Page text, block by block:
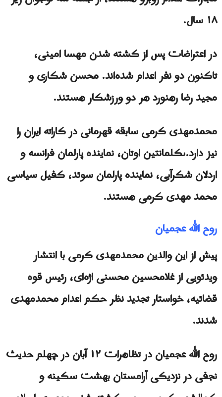
۱۸ سال.
در اعتراضات پس از کشته شدن مهسا امینی،
تاکنون دو نفر اعدام شده‌اند. محسن شکاری و
مجید رضا رهنورد هر دو ورزشکار هستند.
محمدمهدی کرمی سابقه قهرمانی در کاراته ایران را
نیز دارد.ىکلمانتین اوتان، نماینده پارلمان فرانسه و
اردلان شکرآبی، نماینده پارلمان سوئد، کفیل سیاسی
محمد مهدی کرمى هستند.
روح الله عجمیان
پیش از این والدین محمدمهدی کرمی با انتشار
ویدئویی از غلامحسین محسنی اژه‌ای، رئیس قوه
قضائیه، خواستار تجدید نظر حکم اعدام محمدمهدی
شدند.
روح الله عجمیان در تظاهرات ۱۲ آبان در چهلم حدیث
نجفی در نزدیکی آرامستان بهشت ​​سکینه و